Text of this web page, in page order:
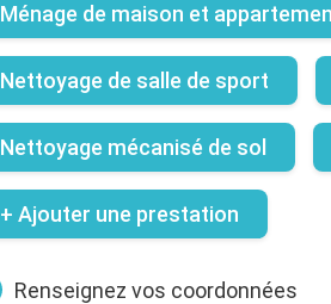
Ménage de maison et
Nettoyage de salle de sport
Nettoyage mécanisé de sol
+ Ajouter une prestation
Renseignez vos coordonnées